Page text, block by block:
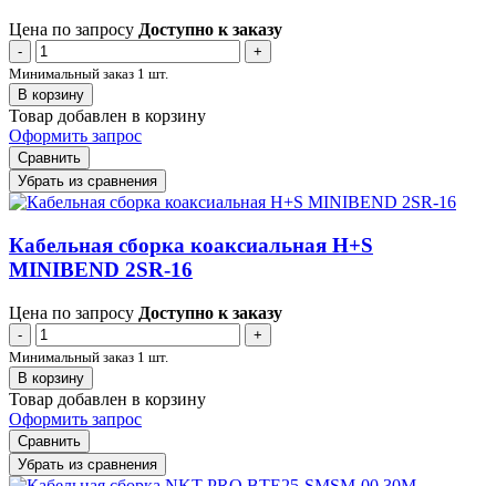
Цена по запросу Доступно к заказу
-
+
Минимальный заказ 1 шт.
В корзину
Товар добавлен в корзину
Оформить запрос
Сравнить
Убрать из сравнения
Кабельная сборка коаксиальная H+S
MINIBEND 2SR-16
Цена по запросу Доступно к заказу
-
+
Минимальный заказ 1 шт.
В корзину
Товар добавлен в корзину
Оформить запрос
Сравнить
Убрать из сравнения